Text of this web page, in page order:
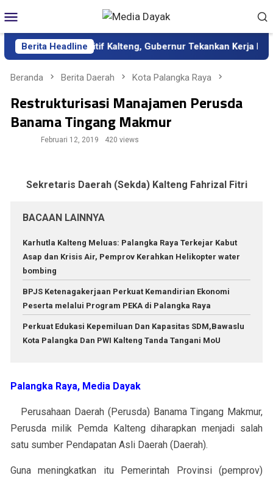
ke
kontenMobile
Berita Headline
Sekda Definitif Kalteng, Gubernur Tekankan Kerja Keras
Beranda Berita Daerah Kota Palangka Raya
Restrukturisasi Manajamen Perusda
Banama Tingang Makmur
Februari 12, 2019 420 views
Sekretaris Daerah (Sekda) Kalteng Fahrizal Fitri
BACAAN LAINNYA
Karhutla Kalteng Meluas: Palangka Raya Terkejar Kabut
Asap dan Krisis Air, Pemprov Kerahkan Helikopter water
bombing
BPJS Ketenagakerjaan Perkuat Kemandirian Ekonomi
Peserta melalui Program PEKA di Palangka Raya
Perkuat Edukasi Kepemiluan Dan Kapasitas SDM,Bawaslu
Kota Palangka Dan PWI Kalteng Tanda Tangani MoU
Palangka Raya, Media Dayak
Perusahaan Daerah (Perusda) Banama Tingang Makmur,
Perusda milik Pemda Kalteng diharapkan menjadi salah
satu sumber Pendapatan Asli Daerah (Daerah).
Guna meningkatkan itu Pemerintah Provinsi (pemprov)